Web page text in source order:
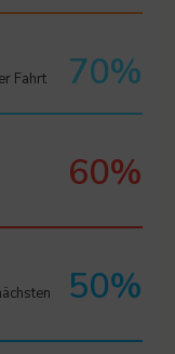
Fahrt 70%
60%
50%